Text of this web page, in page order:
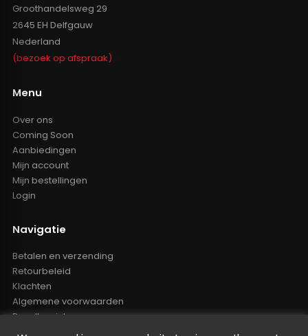
Groothandelsweg 29
2645 EH Delfgauw
Nederland
(bezoek op afspraak)
Menu
Over ons
Coming Soon
Aanbiedingen
Mijn account
Mijn bestellingen
Login
Navigatie
Betalen en verzending
Retourbeleid
Klachten
Algemene voorwaarden
Resellers inlog
Reseller worden